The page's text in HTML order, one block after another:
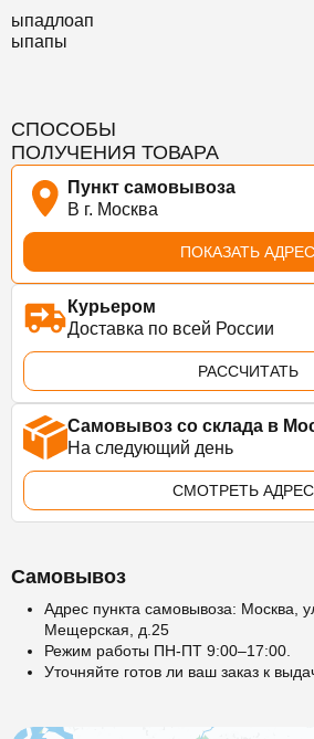
ыпадлоап
ыпапы
СПОСОБЫ
ПОЛУЧЕНИЯ ТОВАРА
Пункт самовывоза
В г. Москва
ПОКАЗАТЬ АДРЕС
Курьером
Доставка по всей России
РАССЧИТАТЬ
Самовывоз со склада в
На следующий день
СМОТРЕТЬ
Самовывоз
Адрес пункта самовывоза: Москва,
Мещерская, д.25
Режим работы ПН-ПТ 9:00–17:00.
Уточняйте готов ли ваш заказ к